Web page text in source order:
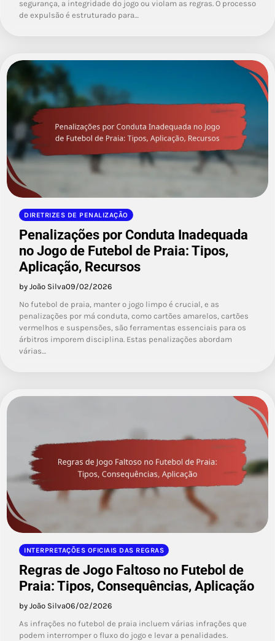
segurança, a integridade do jogo ou violam as regras. O processo
de expulsão é estruturado para…
DIRETRIZES DE PENALIZAÇÃO
Penalizações por Conduta Inadequada
no Jogo de Futebol de Praia: Tipos,
Aplicação, Recursos
by João Silva09/02/2026
No futebol de praia, manter o jogo limpo é crucial, e as
penalizações por má conduta, como cartões amarelos, cartões
vermelhos e suspensões, são ferramentas essenciais para os
árbitros imporem disciplina. Estas penalizações abordam
várias…
INTERPRETAÇÕES OFICIAIS DAS REGRAS
Regras de Jogo Faltoso no Futebol de
Praia: Tipos, Consequências, Aplicação
by João Silva06/02/2026
As infrações no futebol de praia incluem várias infrações que
podem interromper o fluxo do jogo e levar a penalidades.